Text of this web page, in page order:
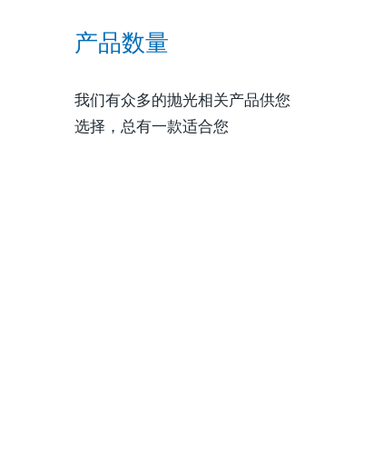
产品数量
我们有众多的抛光相关产品供您
选择，总有一款适合您